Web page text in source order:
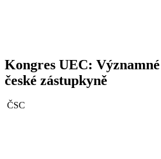
Kongres UEC:
české zástupkyně
ČSC